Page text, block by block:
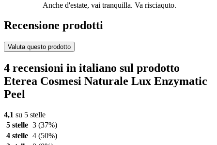
Anche d'estate, vai tranquilla. Va risciaquto.
Recensione prodotti
Valuta questo prodotto
4 recensioni in italiano sul prodotto
Eterea Cosmesi Naturale Lux Enzymatic
Peel
4,1 su 5 stelle
5 stelle 3 (37%)
4 stelle 4 (50%)